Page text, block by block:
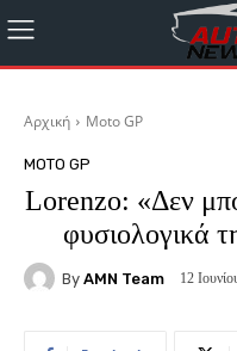
Αρχική Moto GP
MOTO GP
Lorenzo: «Δεν
φυσιολογικά
By AMN Team 12